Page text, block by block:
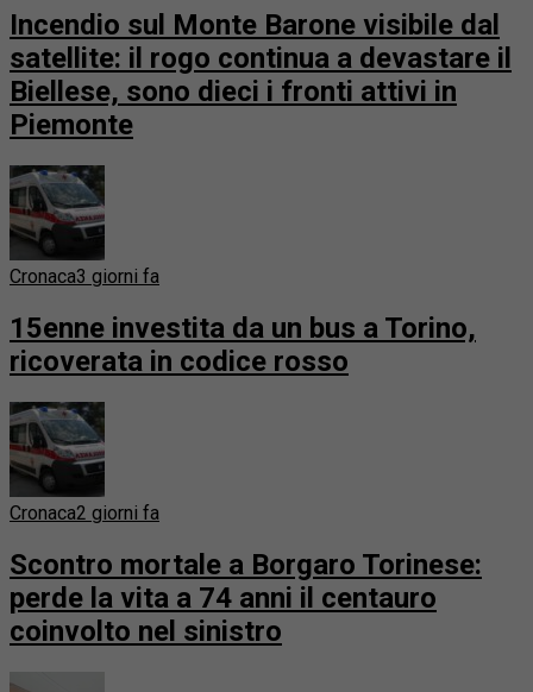
Incendio sul Monte Barone visibile dal
satellite: il rogo continua a devastare il
Biellese, sono dieci i fronti attivi in
Piemonte
Cronaca3 giorni fa
15enne investita da un bus a Torino,
ricoverata in codice rosso
Cronaca2 giorni fa
Scontro mortale a Borgaro Torinese:
perde la vita a 74 anni il centauro
coinvolto nel sinistro